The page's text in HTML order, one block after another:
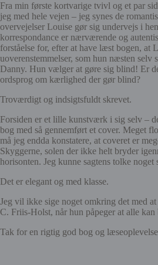
Fra min første kortvarige tvivl og et par
jeg med hele vejen – jeg synes de
overvejelser Louise gør sig undervejs i
korrespondance er nærværende og
forståelse for, efter at have læst bogen, at
uoverenstemmelser, som hun næsten selv
Danny. Hun vælger at gøre sig blind! Er
ordsprog om kærlighed der gør blind?
Troværdigt og indsigtsfuldt skrevet.
Forsiden er et lille kunstværk i sig selv –
bog med så gennemført et cover. Meget
må jeg endda konstatere, at coveret er m
Skyggerne, solen der ikke helt bryder
horisonten. Jeg kunne sagtens tolke
Det er elegant og med klasse.
Jeg vil ikke sige noget omkring det med
C. Friis-Holst, når hun påpeger at alle
Tak for en rigtig god bog og